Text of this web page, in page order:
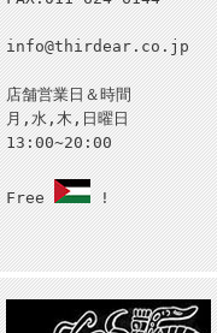
info@thirdear.co.jp
店舗営業日＆時間
月,水,木,日曜日
13:00~20:00
Free !